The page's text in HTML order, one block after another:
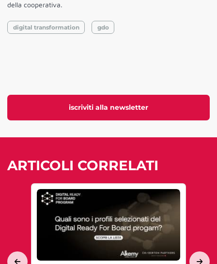
iscriviti alla newsletter
della cooperativa.
digital transformation gdo
ARTICOLI CORRELATI